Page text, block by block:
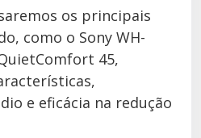
os principais
como o Sony WH-
45,
e eficácia na redução